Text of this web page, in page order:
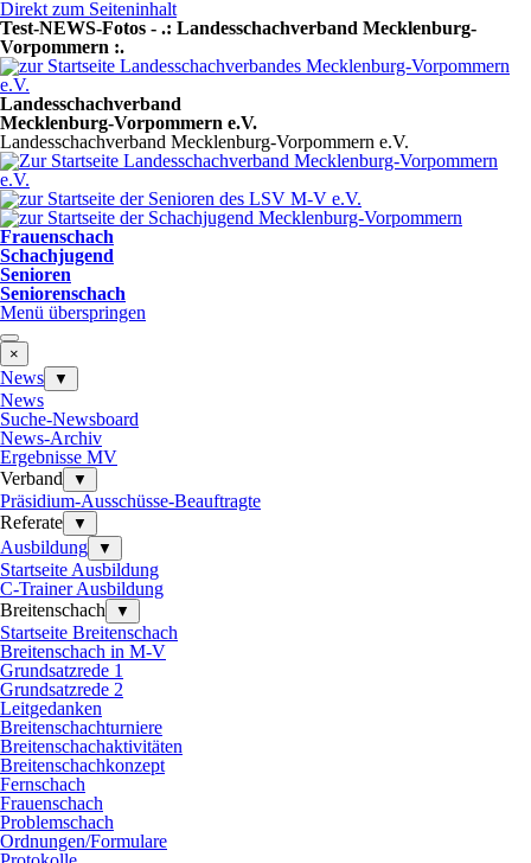
Direkt zum Seiteninhalt
Test-NEWS-Fotos - .: Landesschachverband Mecklenburg-
Vorpommern :.
Landesschachverband
Mecklenburg-Vorpommern e.V.
Landesschachverband Mecklenburg-Vorpommern e.V.
Frauenschach
Schachjugend
Senioren
Seniorenschach
Menü überspringen
×
News ▼
News
Suche-Newsboard
News-Archiv
Ergebnisse MV
Verband
▼
Präsidium-Ausschüsse-Beauftragte
Referate
▼
Ausbildung ▼
Startseite Ausbildung
C-Trainer Ausbildung
Breitenschach
▼
Startseite Breitenschach
Breitenschach in M-V
Grundsatzrede 1
Grundsatzrede 2
Leitgedanken
Breitenschachturniere
Breitenschachaktivitäten
Breitenschachkonzept
Fernschach
Frauenschach
Problemschach
Ordnungen/Formulare